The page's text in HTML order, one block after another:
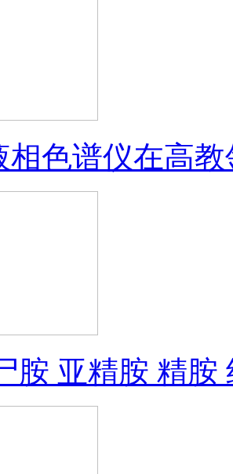
相色谱仪在高
胺 亚精胺 精胺